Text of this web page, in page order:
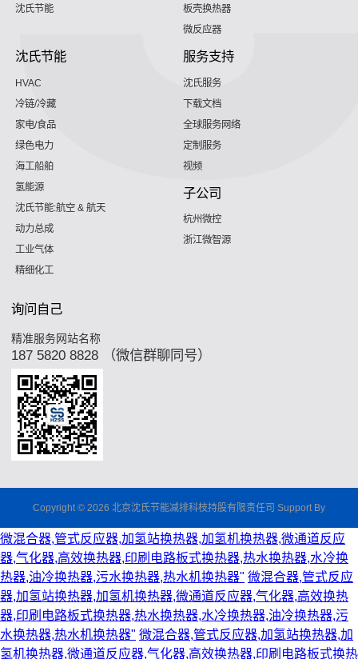
沈氏节能
板壳换热器
微反应器
沈氏节能
HVAC
冷链/冷藏
家电/食品
绿色电力
海工船舶
氢能源
沈氏节能:航空 & 航天
动力总成
工业气体
精细化工
服务支持
沈氏服务
下载文档
全球服务网络
定制服务
视频
子公司
杭州微控
浙江微智源
询问自己
精准服务网站名称
187 5820 8828 （微信群聊同号）
Copyright © 2026 北京沈氏节能减排科枝持股有限责任司 Support By
微混合器,管式反应器,加氢站换热器,加氢机换热器,微通道反应
器,气化器,高效换热器,印刷电路板式换热器,热水换热器,水冷换
热器,油冷换热器,污水换热器,热水机换热器" 微混合器,管式反应
器,加氢站换热器,加氢机换热器,微通道反应器,气化器,高效换热
器,印刷电路板式换热器,热水换热器,水冷换热器,油冷换热器,污
水换热器,热水机换热器" 微混合器,管式反应器,加氢站换热器,加
氢机换热器,微通道反应器,气化器,高效换热器,印刷电路板式换热